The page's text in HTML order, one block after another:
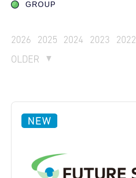
GROUP
2026 2025 2024 2023
2022
OLDER